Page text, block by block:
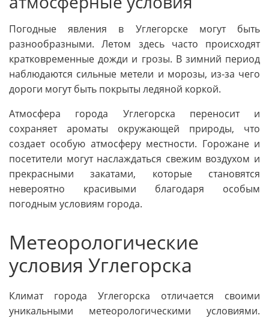
Погодные явления в Углегорске могут быть
разнообразными. Летом здесь часто происходят
кратковременные дожди и грозы. В зимний период
наблюдаются сильные метели и морозы, из-за чего
дороги могут быть покрыты ледяной коркой.
Атмосфера города Углегорска переносит и
сохраняет ароматы окружающей природы, что
создает особую атмосферу местности. Горожане и
посетители могут наслаждаться свежим воздухом и
прекрасными закатами, которые становятся
невероятно красивыми благодаря особым
погодным условиям города.
Метеорологические
условия Углегорска
Климат города Углегорска отличается своими
уникальными метеорологическими условиями.